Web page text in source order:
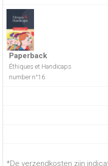
Paperback
Éthiques et Handicaps
number n°16
*De verzendkosten zijn